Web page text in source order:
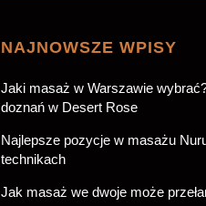
NAJNOWSZE WPISY
Jaki masaż w Warszawie
doznań w Desert Rose
Najlepsze pozycje w masażu
technikach
Jak masaż we dwoje może